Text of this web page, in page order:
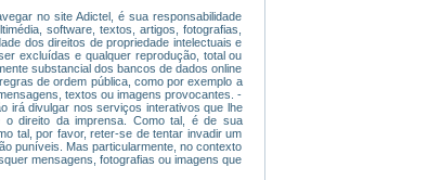
no site Adictel, é sua responsabilidade
software, textos, artigos, fotografias,
dos direitos de propriedade intelectuais e
excluídas e qualquer reprodução, total ou
substancial dos bancos de dados online
de ordem pública, como por exemplo a
textos ou imagens provocantes. -
irá divulgar nos serviços interativos que lhe
o direito da imprensa. Como tal, é de sua
tal, por favor, reter-se de tentar invadir um
puníveis. Mas particularmente, no contexto
mensagens, fotografias ou imagens que